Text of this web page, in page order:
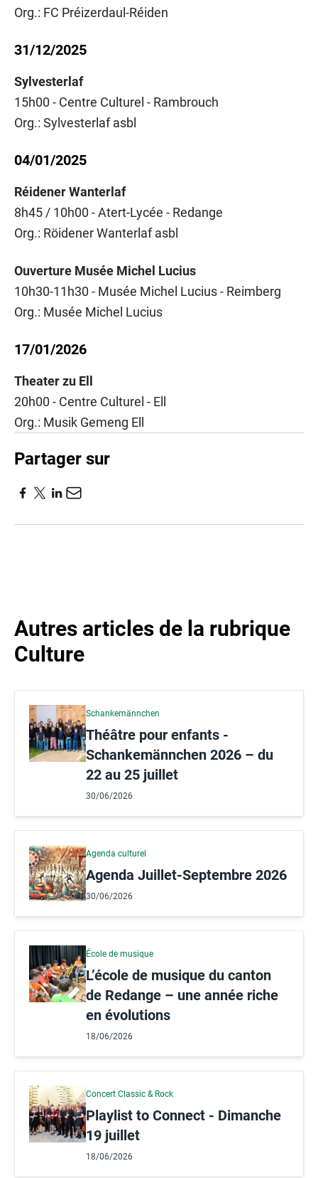
Org.: FC Préizerdaul-Réiden
31/12/2025
Sylvesterlaf
15h00 - Centre Culturel - Rambrouch
Org.: Sylvesterlaf asbl
04/01/2025
Réidener Wanterlaf
8h45 / 10h00 - Atert-Lycée - Redange
Org.: Röidener Wanterlaf asbl
Ouverture Musée Michel Lucius
10h30-11h30 - Musée Michel Lucius - Reimberg
Org.: Musée Michel Lucius
17/01/2026
Theater zu Ell
20h00 - Centre Culturel - Ell
Org.: Musik Gemeng Ell
Partager sur
Autres articles de la rubrique
Culture
Schankemännchen
Théâtre pour enfants -
Schankemännchen 2026 – du
22 au 25 juillet
30/06/2026
Agenda culturel
Agenda Juillet-Septembre 2026
30/06/2026
École de musique
L’école de musique du canton
de Redange – une année riche
en évolutions
18/06/2026
Concert Classic & Rock
Playlist to Connect - Dimanche
19 juillet
18/06/2026